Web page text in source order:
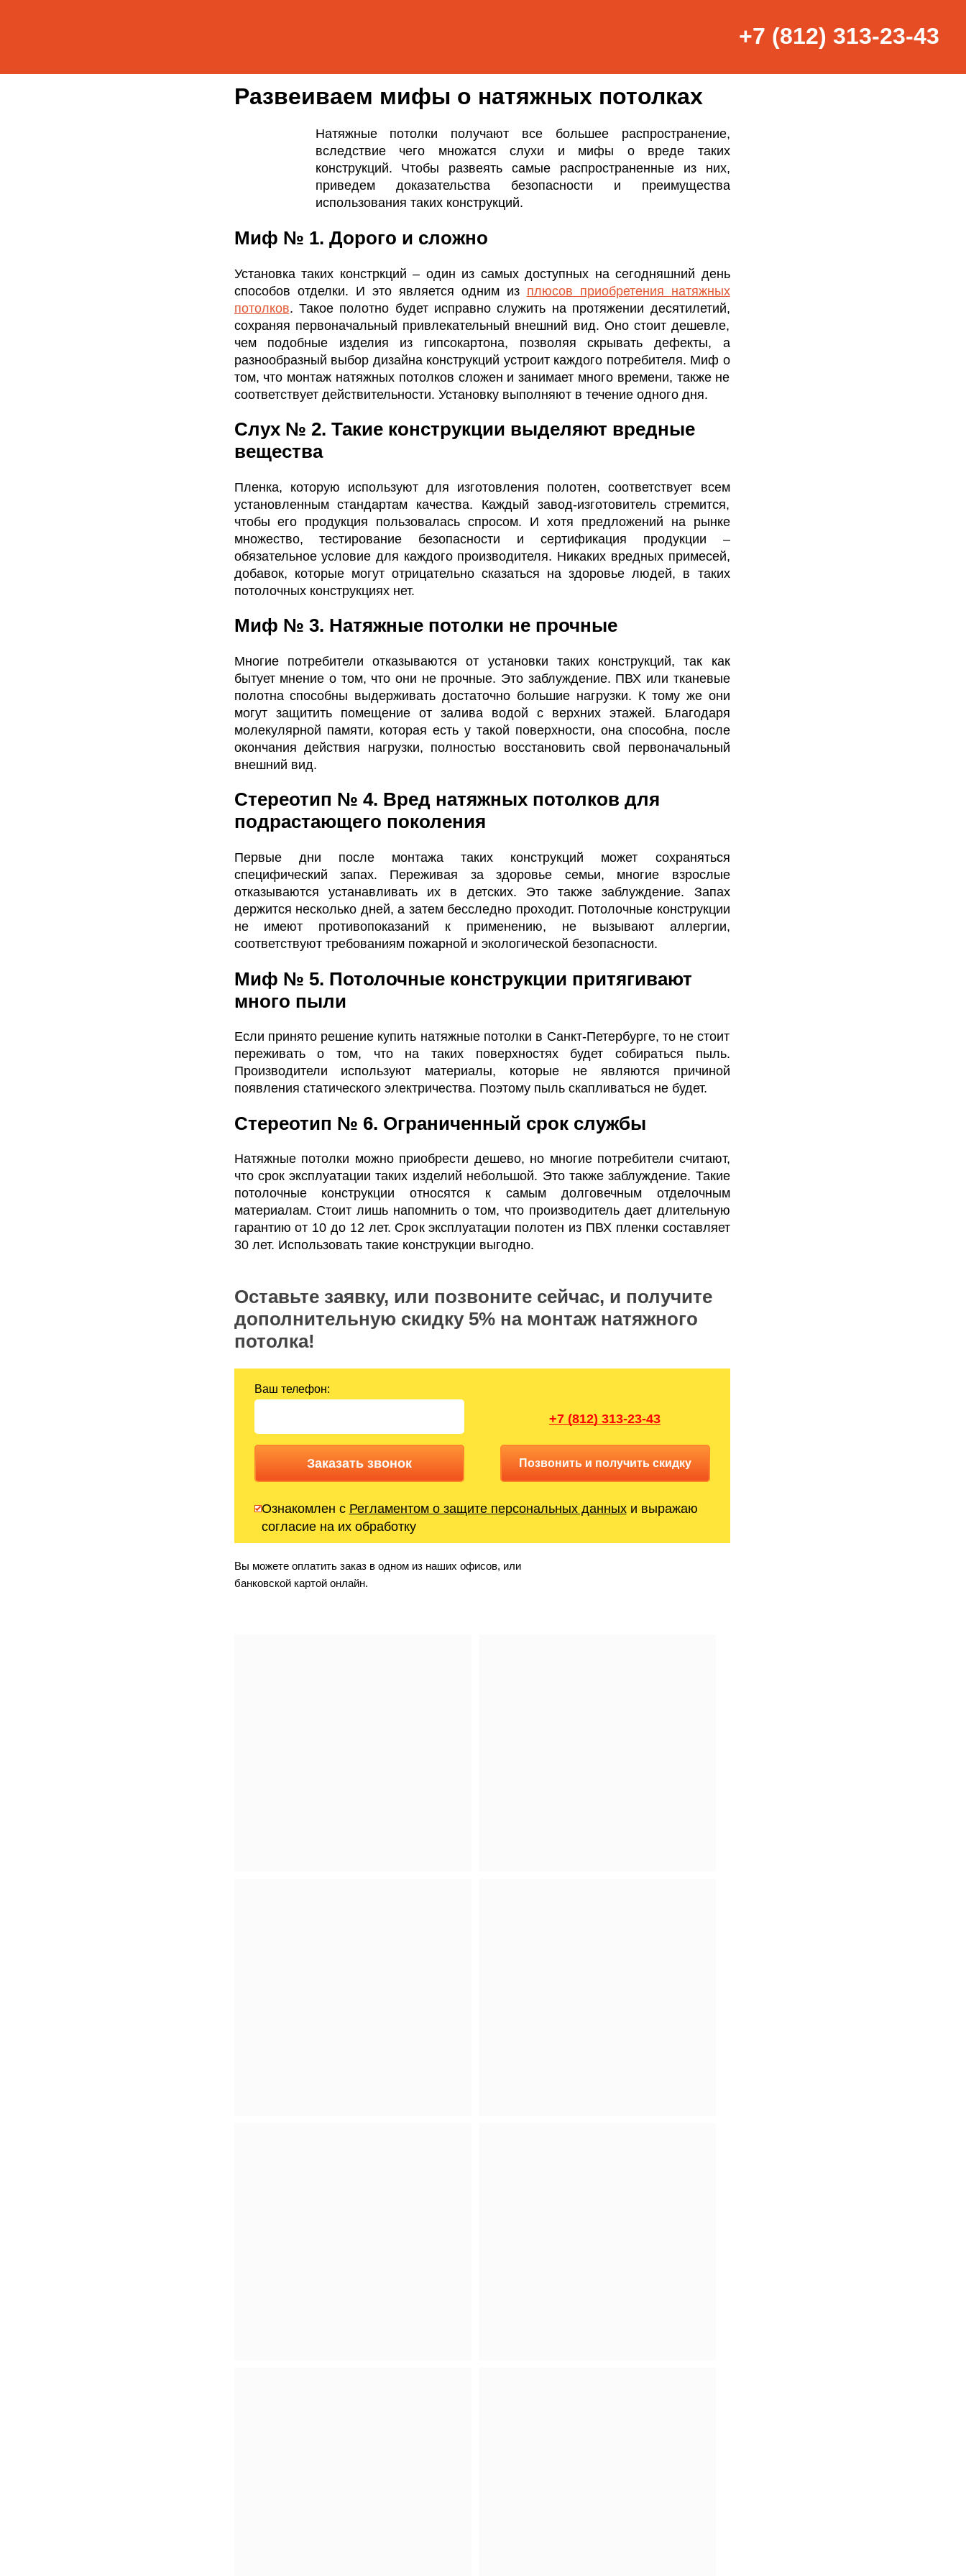
+7 (812) 313-23-43
Развеиваем мифы о натяжных потолках
Натяжные потолки получают все большее распространение,
вследствие чего множатся слухи и мифы о вреде таких
конструкций. Чтобы развеять самые распространенные из них,
приведем доказательства безопасности и преимущества
использования таких конструкций.
Миф № 1. Дорого и сложно
Установка таких констркций – один из самых доступных на сегодняшний день
способов отделки. И это является одним из плюсов приобретения натяжных
потолков. Такое полотно будет исправно служить на протяжении десятилетий,
сохраняя первоначальный привлекательный внешний вид. Оно стоит дешевле,
чем подобные изделия из гипсокартона, позволяя скрывать дефекты, а
разнообразный выбор дизайна конструкций устроит каждого потребителя. Миф о
том, что монтаж натяжных потолков сложен и занимает много времени, также не
соответствует действительности. Установку выполняют в течение одного дня.
Слух № 2. Такие конструкции выделяют вредные
вещества
Пленка, которую используют для изготовления полотен, соответствует всем
установленным стандартам качества. Каждый завод-изготовитель стремится,
чтобы его продукция пользовалась спросом. И хотя предложений на рынке
множество, тестирование безопасности и сертификация продукции –
обязательное условие для каждого производителя. Никаких вредных примесей,
добавок, которые могут отрицательно сказаться на здоровье людей, в таких
потолочных конструкциях нет.
Миф № 3. Натяжные потолки не прочные
Многие потребители отказываются от установки таких конструкций, так как
бытует мнение о том, что они не прочные. Это заблуждение. ПВХ или тканевые
полотна способны выдерживать достаточно большие нагрузки. К тому же они
могут защитить помещение от залива водой с верхних этажей. Благодаря
молекулярной памяти, которая есть у такой поверхности, она способна, после
окончания действия нагрузки, полностью восстановить свой первоначальный
внешний вид.
Стереотип № 4. Вред натяжных потолков для
подрастающего поколения
Первые дни после монтажа таких конструкций может сохраняться
специфический запах. Переживая за здоровье семьи, многие взрослые
отказываются устанавливать их в детских. Это также заблуждение. Запах
держится несколько дней, а затем бесследно проходит. Потолочные конструкции
не имеют противопоказаний к применению, не вызывают аллергии,
соответствуют требованиям пожарной и экологической безопасности.
Миф № 5. Потолочные конструкции притягивают
много пыли
Если принято решение купить натяжные потолки в Санкт-Петербурге, то не стоит
переживать о том, что на таких поверхностях будет собираться пыль.
Производители используют материалы, которые не являются причиной
появления статического электричества. Поэтому пыль скапливаться не будет.
Стереотип № 6. Ограниченный срок службы
Натяжные потолки можно приобрести дешево, но многие потребители считают,
что срок эксплуатации таких изделий небольшой. Это также заблуждение. Такие
потолочные конструкции относятся к самым долговечным отделочным
материалам. Стоит лишь напомнить о том, что производитель дает длительную
гарантию от 10 до 12 лет. Срок эксплуатации полотен из ПВХ пленки составляет
30 лет. Использовать такие конструкции выгодно.
Оставьте заявку, или позвоните сейчас, и получите
дополнительную скидку 5% на монтаж натяжного
потолка!
Ваш телефон:
Заказать звонок
+7 (812) 313-23-43
Позвонить и получить скидку
Ознакомлен с Регламентом о защите персональных данныхи выражаю
согласие на их обработку
Вы можете оплатить заказ в одном из наших офисов, или
банковской картой онлайн.